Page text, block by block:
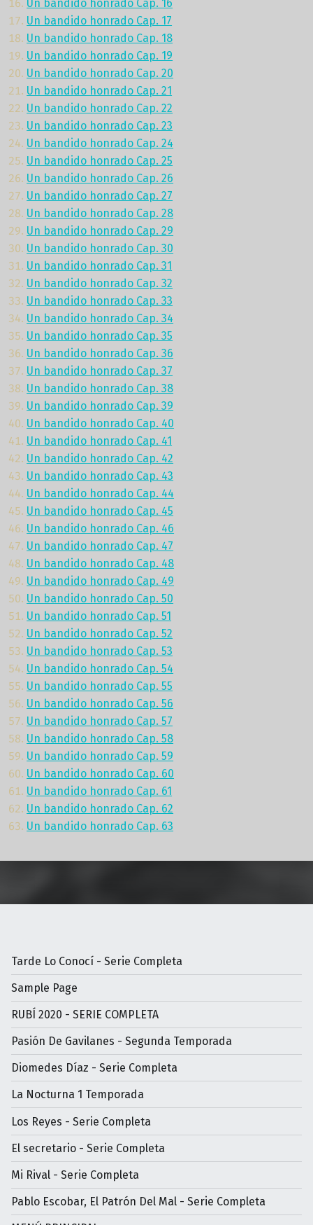
Un bandido honrado Cap. 16
Un bandido honrado Cap. 17
Un bandido honrado Cap. 18
Un bandido honrado Cap. 19
Un bandido honrado Cap. 20
Un bandido honrado Cap. 21
Un bandido honrado Cap. 22
Un bandido honrado Cap. 23
Un bandido honrado Cap. 24
Un bandido honrado Cap. 25
Un bandido honrado Cap. 26
Un bandido honrado Cap. 27
Un bandido honrado Cap. 28
Un bandido honrado Cap. 29
Un bandido honrado Cap. 30
Un bandido honrado Cap. 31
Un bandido honrado Cap. 32
Un bandido honrado Cap. 33
Un bandido honrado Cap. 34
Un bandido honrado Cap. 35
Un bandido honrado Cap. 36
Un bandido honrado Cap. 37
Un bandido honrado Cap. 38
Un bandido honrado Cap. 39
Un bandido honrado Cap. 40
Un bandido honrado Cap. 41
Un bandido honrado Cap. 42
Un bandido honrado Cap. 43
Un bandido honrado Cap. 44
Un bandido honrado Cap. 45
Un bandido honrado Cap. 46
Un bandido honrado Cap. 47
Un bandido honrado Cap. 48
Un bandido honrado Cap. 49
Un bandido honrado Cap. 50
Un bandido honrado Cap. 51
Un bandido honrado Cap. 52
Un bandido honrado Cap. 53
Un bandido honrado Cap. 54
Un bandido honrado Cap. 55
Un bandido honrado Cap. 56
Un bandido honrado Cap. 57
Un bandido honrado Cap. 58
Un bandido honrado Cap. 59
Un bandido honrado Cap. 60
Un bandido honrado Cap. 61
Un bandido honrado Cap. 62
Un bandido honrado Cap. 63
Tarde Lo Conocí - Serie Completa
Sample Page
RUBÍ 2020 - SERIE COMPLETA
Pasión De Gavilanes - Segunda Temporada
Diomedes Díaz - Serie Completa
La Nocturna 1 Temporada
Los Reyes - Serie Completa
El secretario - Serie Completa
Mi Rival - Serie Completa
Pablo Escobar, El Patrón Del Mal - Serie Completa